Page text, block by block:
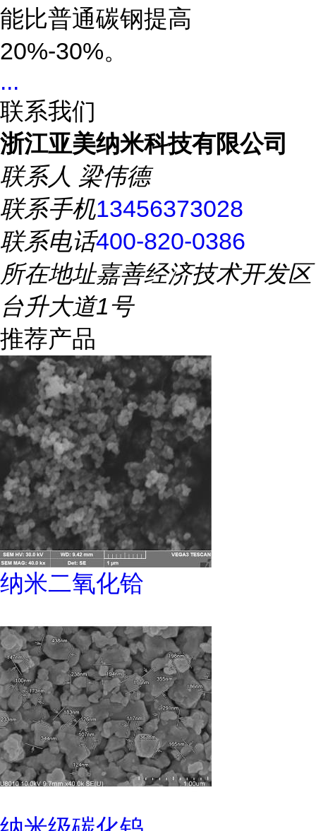
能比普通碳钢提高
20%-30%。
...
联系我们
浙江亚美纳米科技有限公司
联系人 梁伟德
联系手机13456373028
联系电话400-820-0386
所在地址嘉善经济技术开发区
台升大道1号
推荐产品
纳米二氧化铪